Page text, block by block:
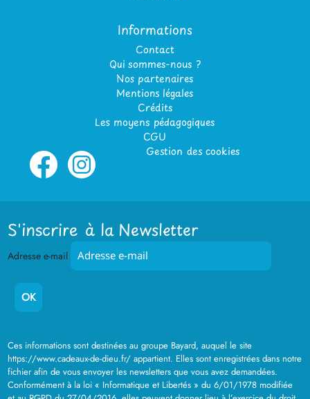
Informations
Contact
Qui sommes-nous ?
Nos partenaires
Mentions légales
Crédits
Les moyens pédagogiques
CGU
Gestion des cookies
S'inscrire à la Newsletter
Adresse e-mail
Ces informations sont destinées au groupe Bayard, auquel le site
https://www.cadeaux-de-dieu.fr/ appartient. Elles sont enregistrées dans notre
fichier afin de vous envoyer les newsletters que vous avez demandées.
Conformément à la loi « Informatique et Libertés » du 6/01/1978 modifiée